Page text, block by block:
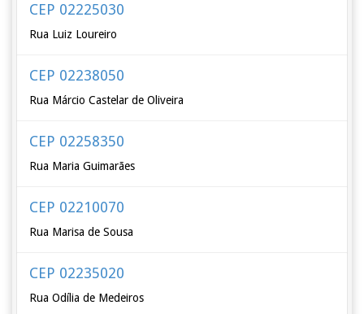
CEP 02225030
Rua Luiz Loureiro
CEP 02238050
Rua Márcio Castelar de Oliveira
CEP 02258350
Rua Maria Guimarães
CEP 02210070
Rua Marisa de Sousa
CEP 02235020
Rua Odília de Medeiros